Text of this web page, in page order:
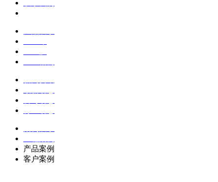
产品案例
客户案例